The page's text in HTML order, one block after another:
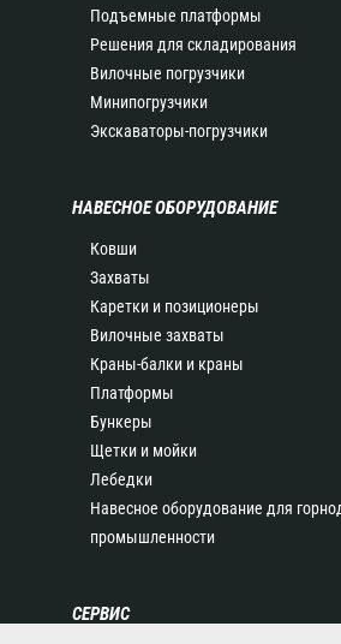
Подъемные платформы
Решения для складирования
Вилочные погрузчики
Минипогрузчики
Экскаваторы-погрузчики
НАВЕСНОЕ ОБОРУДОВАНИЕ
Ковши
Захваты
Каретки и позиционеры
Вилочные захваты
Краны-балки и краны
Платформы
Бункеры
Щетки и мойки
Лебедки
Навесное оборудование для
промышленности
СЕРВИС